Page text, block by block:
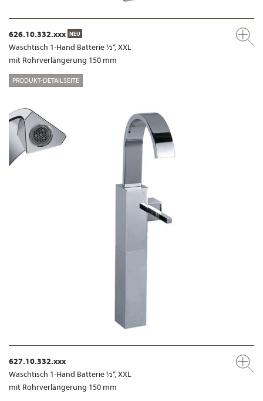
626.10.332.xxx NEU
Waschtisch 1-Hand Batterie ½“, XXL
mit Rohrverlängerung 150 mm
PRODUKT-DETAILSEITE
627.10.332.xxx
Waschtisch 1-Hand Batterie ½“, XXL
mit Rohrverlängerung 150 mm